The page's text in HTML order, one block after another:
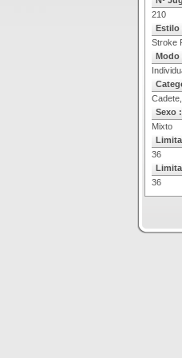
210
Estilo
Stroke
Modo
Sexo :
Mixto
36
36